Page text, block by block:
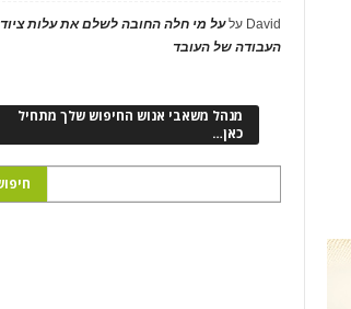
David עלעל מי חלה החובה לשלם את עלות ציוד
העבודה של העובד
מנהל משאבי אנוש החיפוש שלך מתחיל
כאן…